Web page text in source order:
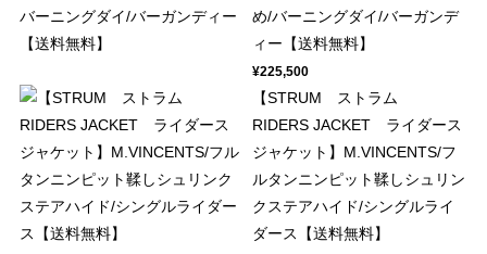
め/バーニングダイ/バーガンデ
ィー【送料無料】
¥225,500
【STRUM ストラム
RIDERS JACKET ライダース
ジャケット】M.VINCENTS/フ
ルタンニンピット鞣しシュリン
クステアハイド/シングルライ
ダース【送料無料】